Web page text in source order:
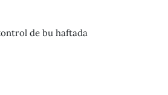
de bu haftada